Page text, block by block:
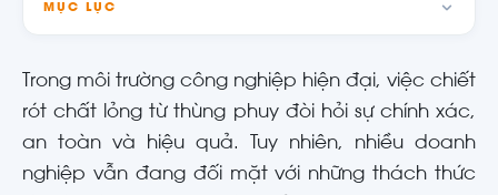
MỤC LỤC
Trong môi trường công nghiệp hiện đại, việc chiết
rót chất lỏng từ thùng phuy đòi hỏi sự chính xác,
an toàn và hiệu quả. Tuy nhiên, nhiều doanh
nghiệp vẫn đang đối mặt với những thách thức